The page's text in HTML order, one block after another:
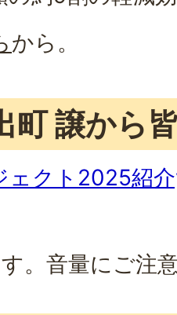
から。
町 譲から
ェクト2025紹
。音量にご注